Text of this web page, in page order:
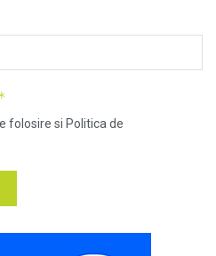
folosire si Politica de